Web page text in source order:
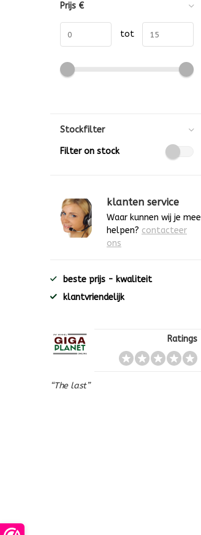
Prijs €
tot
Stockfilter
Filter on stock
klanten service
Waar kunnen wij je mee
helpen? contacteer
ons
beste prijs - kwaliteit
klantvriendelijk
Ratings
“The last”